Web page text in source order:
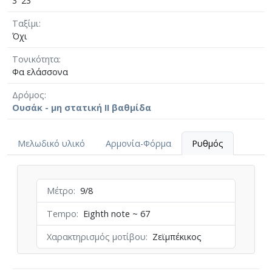
Ταξίμι
Όχι
Τονικότητα
Φα ελάσσονα
Δρόμος
Ουσάκ - μη στατική II βαθμίδα
Μελωδικό υλικό Αρμονία-Φόρμα Ρυθμός
Μέτρο
9/8
Tempo
Eighth note ~ 67
Χαρακτηρισμός μοτίβου
Ζεϊμπέκικος